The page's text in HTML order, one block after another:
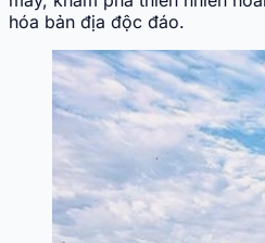
hóa bản địa độc đáo.